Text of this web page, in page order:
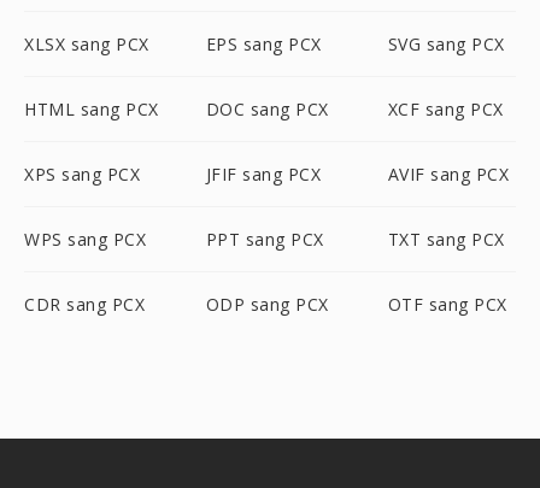
XLSX sang PCX EPS sang PCX SVG sang PCX
HTML sang PCX DOC sang PCX XCF sang PCX
XPS sang PCX JFIF sang PCX AVIF sang PCX
WPS sang PCX PPT sang PCX TXT sang PCX
CDR sang PCX ODP sang PCX OTF sang PCX